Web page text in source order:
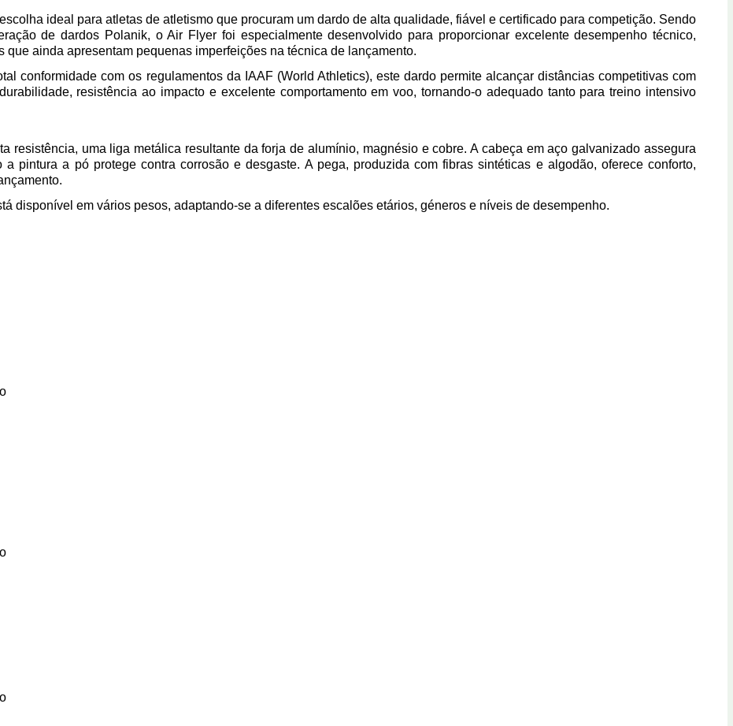
ideal para atletas de atletismo que procuram um dardo de alta qualidade, fiável e certificado para competição. Sendo
de dardos Polanik, o Air Flyer foi especialmente desenvolvido para proporcionar excelente desempenho técnico,
ainda apresentam pequenas imperfeições na técnica de lançamento.
conformidade com os regulamentos da IAAF (World Athletics), este dardo permite alcançar distâncias competitivas com
resistência ao impacto e excelente comportamento em voo, tornando-o adequado tanto para treino intensivo
resistência, uma liga metálica resultante da forja de alumínio, magnésio e cobre. A cabeça em aço galvanizado assegura
a pintura a póprotege contra corrosão e desgaste. A pega, produzida comfibras sintéticas e algodão, oferece conforto,
disponível em vários pesos, adaptando-se a diferentes escalões etários, géneros e níveis de desempenho.